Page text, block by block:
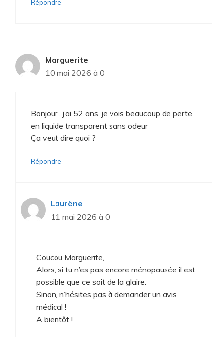
Répondre
Marguerite
10 mai 2026 à 0
Bonjour , j’ai 52 ans, je vois beaucoup de perte
en liquide transparent sans odeur
Ça veut dire quoi ?
Répondre
Laurène
11 mai 2026 à 0
Coucou Marguerite,
Alors, si tu n’es pas encore ménopausée il est
possible que ce soit de la glaire.
Sinon, n’hésites pas à demander un avis
médical !
A bientôt !